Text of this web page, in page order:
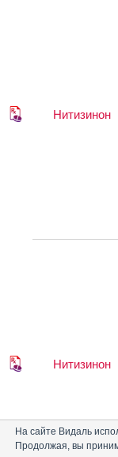
Нитизинон
Нитизинон
На сайте Видаль
Продолжая, вы